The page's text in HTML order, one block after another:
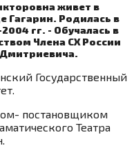
живет в
Гагарин. Родилась в
гг. - Обучалась в
Члена СХ России
Государственный
постановщиком
Театра